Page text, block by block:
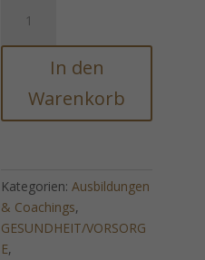
-
(Vitalität/Schönheit)
In den
Warenkorb
Kategorien:Ausbildungen
& Coachings,
GESUNDHEIT/VORSORG
E,